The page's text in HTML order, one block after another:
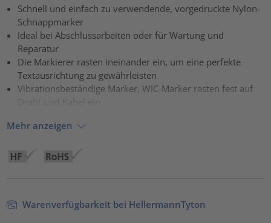
Akzeptieren
powered by
Schnell und einfach zu verwendende, vorgedruckte Nylon-
Schnappmarker
Ideal bei Abschlussarbeiten oder für Wartung und
Reparatur
Die Markierer rasten ineinander ein, um eine perfekte
Textausrichtung zu gewährleisten
Vibrationsbeständige Marker, WIC-Marker rasten fest auf
Mehr anzeigen
Warenverfügbarkeit bei HellermannTyton